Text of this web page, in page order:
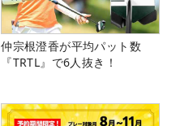
仲宗根澄香が平均パット数
『TRTL』で6人抜き！